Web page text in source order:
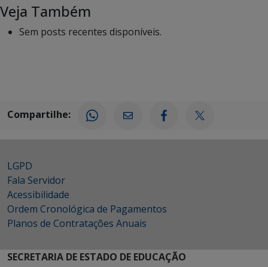
Veja Também
Sem posts recentes disponíveis.
Compartilhe:
LGPD
Fala Servidor
Acessibilidade
Ordem Cronológica de Pagamentos
Planos de Contratações Anuais
SECRETARIA DE ESTADO DE EDUCAÇÃO